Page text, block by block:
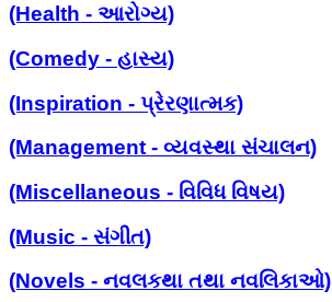
(Health - આરોગ્ય)
(Comedy - હાસ્ય)
(Inspiration - પ્રેરણાત્મક)
(Management - વ્યવસ્થા સંચાલન)
(Miscellaneous - વિવિધ વિષય)
(Music - સંગીત)
(Novels - નવલકથા તથા નવલિકાઓ)